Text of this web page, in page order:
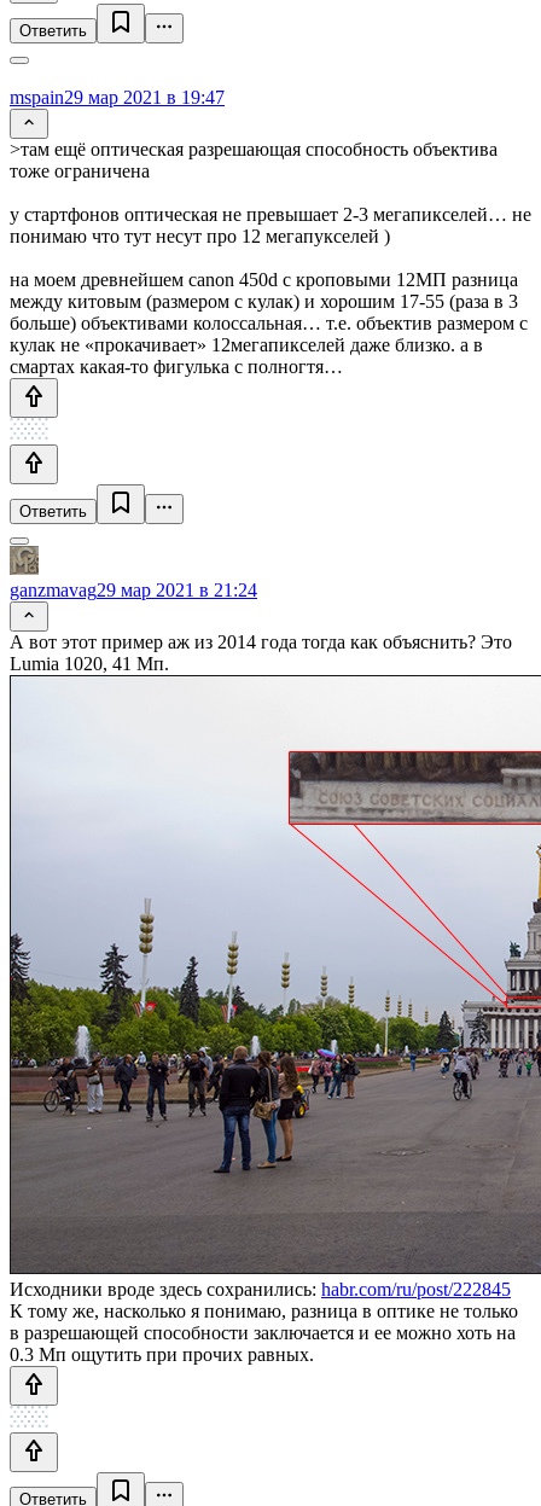
Ответить
mspain29 мар 2021 в 19:47
>там ещё оптическая разрешающая способность объектива
тоже ограничена
у стартфонов оптическая не превышает 2-3 мегапикселей… не
понимаю что тут несут про 12 мегапукселей )
на моем древнейшем canon 450d с кроповыми 12МП разница
между китовым (размером с кулак) и хорошим 17-55 (раза в 3
больше) объективами колоссальная… т.е. объектив размером с
кулак не «прокачивает» 12мегапикселей даже близко. а в
смартах какая-то фигулька с полногтя…
Ответить
ganzmavag29 мар 2021 в 21:24
А вот этот пример аж из 2014 года тогда как объяснить? Это
Lumia 1020, 41 Мп.
Исходники вроде здесь сохранились: habr.com/ru/post/222845
К тому же, насколько я понимаю, разница в оптике не только
в разрешающей способности заключается и ее можно хоть на
0.3 Мп ощутить при прочих равных.
Ответить